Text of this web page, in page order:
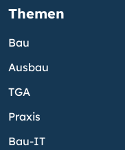
Themen
Bau
Ausbau
TGA
Praxis
Bau-IT